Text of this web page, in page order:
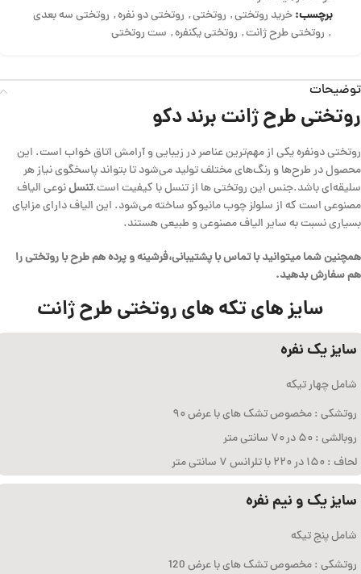
برچسب:خرید روتختی, روتختی, روتختی دو نفره, روتختی سه بعدی
, روتختی طرح ژانت, روتختی یکنفره, ست روتختی
توضیحات
روتختی طرح ژانت برند دکو
روتختی دونفره یکی از مهم‌ترین عناصر در زیبایی و آرامش اتاق خواب است. این
محصول در طرح‌ها و رنگ‌های مختلف تولید می‌شود تا بتواند پاسخگوی نیاز هر
سلیقه‌ای باشد.جنس این روتختی ها از تنسل با کیفیت است.تنسلنوعی الیاف
مصنوعی است که از سلولز چوب مانیوکو ساخته می‌شود. این الیاف دارای مزایای
بسیاری نسبت به سایر الیاف مصنوعی و طبیعی هستند.
همچنین شما میتوانید با تماس با پشتیبانی،فرشینه و پرده هم طرح با روتختی را
هم سفارش بدهید.
سایز های تکه های روتختی طرح ژانت
سایز یک نفره
شامل چهار تیکه
روتشکی : مخصوص تشک های با عرض ۹۰
روبالشی : ۵۰ در ۷۰ سانتی متر
لحاف : ۱۵۰ در ۲۲۰ با تلرانس ۷ سانتی متر
سایز یک و نیم نفره
شامل پنج تیکه
روتشکی : مخصوص تشک های با عرض 120